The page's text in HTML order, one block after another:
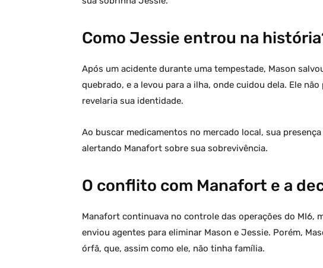
Como Jessie entrou na
Após um acidente durante uma tempestade, Mason
quebrado, e a levou para a ilha, onde cuidou dela. Ele
revelaria sua identidade.
Ao buscar medicamentos no mercado local, sua
alertando Manafort sobre sua sobrevivência.
O conflito com Manafort e a
Manafort continuava no controle das operações do MI6,
enviou agentes para eliminar Mason e Jessie. Porém,
órfã, que, assim como ele, não tinha família.